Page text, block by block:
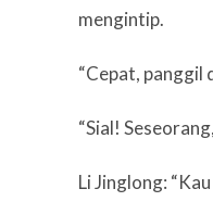
mengintip.
“Cepat, panggil
“Sial!
Li Jinglong: